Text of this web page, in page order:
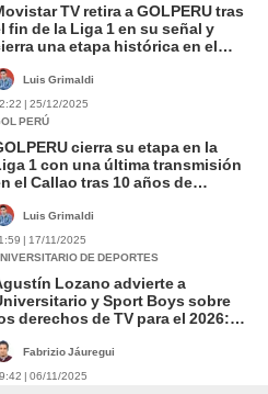
TV retira a GOLPERU tras
fin de la Liga 1 en su señal y
una etapa histórica en el
Luis Grimaldi
| 25/12/2025
PERÚ
cierra su etapa en la
1 con una última transmisión
el Callao tras 10 años de
Luis Grimaldi
| 17/11/2025
DE DEPORTES
Lozano advierte a
y Sport Boys sobre
derechos de TV para el 2026:
Fabrizio Jáuregui
| 06/11/2025